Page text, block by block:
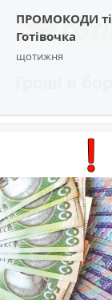
ПРОМОКОДИ
Готівочка
щотижня
Гроші в